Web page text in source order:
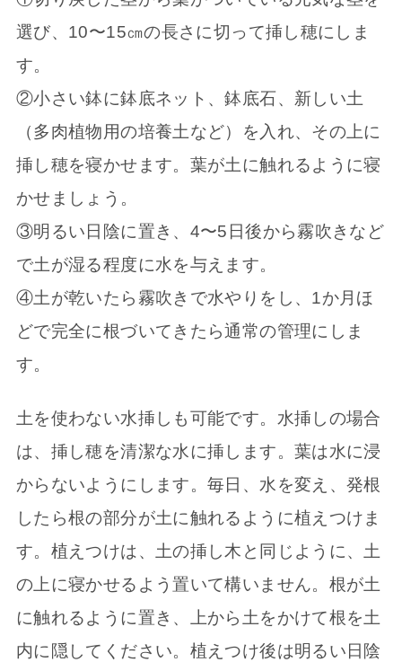
選び、10〜15㎝の長さに切って挿し穂にしま
す。
②小さい鉢に鉢底ネット、鉢底石、新しい土
（多肉植物用の培養土など）を入れ、その上に
挿し穂を寝かせます。葉が土に触れるように寝
かせましょう。
③明るい日陰に置き、4〜5日後から霧吹きなど
で土が湿る程度に水を与えます。
④土が乾いたら霧吹きで水やりをし、1か月ほ
どで完全に根づいてきたら通常の管理にしま
す。
土を使わない水挿しも可能です。水挿しの場合
は、挿し穂を清潔な水に挿します。葉は水に浸
からないようにします。毎日、水を変え、発根
したら根の部分が土に触れるように植えつけま
す。植えつけは、土の挿し木と同じように、土
の上に寝かせるよう置いて構いません。根が土
に触れるように置き、上から土をかけて根を土
内に隠してください。植えつけ後は明るい日陰